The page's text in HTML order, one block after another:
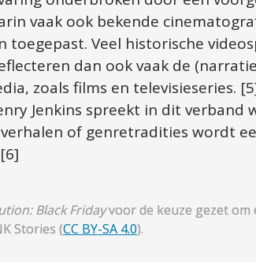
vaak ook bekende
toegepast. Veel historische
dan ook vaak de
zoals films en televisieseries.
Jenkins spreekt in dit verband
of genretradities wordt
Black Friday voor de keuze gezet om
Stories (CC BY-SA 4.0).